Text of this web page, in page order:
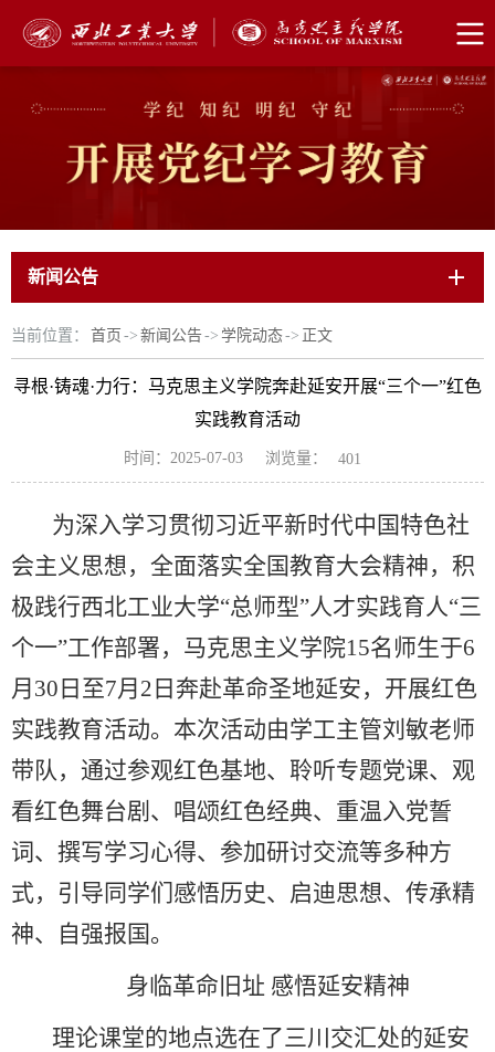
新闻公告
当前位置： 首页 -> 新闻公告-> 学院动态-> 正文
寻根·铸魂·力行：马克思主义学院奔赴延安开展“三个一”红色
实践教育活动
时间：2025-07-03 浏览量： 401
为深入学习贯彻习近平新时代中国特色社
会主义思想，全面落实全国教育大会精神，积
极践行西北工业大学“总师型”人才实践育人“三
个一”工作部署，马克思主义学院15名师生于6
月30日至7月2日奔赴革命圣地延安，开展红色
实践教育活动。本次活动由学工主管刘敏老师
带队，通过参观红色基地、聆听专题党课、观
看红色舞台剧、唱颂红色经典、重温入党誓
词、撰写学习心得、参加研讨交流等多种方
式，引导同学们感悟历史、启迪思想、传承精
神、自强报国。
身临革命旧址 感悟延安精神
理论课堂的地点选在了三川交汇处的延安